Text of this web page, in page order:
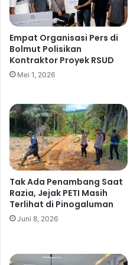
o
l
t
a
r
a
d
a
k
S
P
B
U
r
a
S
o
s
i
i
s
a
s
i
k
a
n
K
e
l
Empat Organisasi Pers di
Bolmut Polisikan
Kontraktor Proyek RSUD
Mei 1, 2026
Tak Ada Penambang Saat
Razia, Jejak PETI Masih
Terlihat di Pinogaluman
Juni 8, 2026